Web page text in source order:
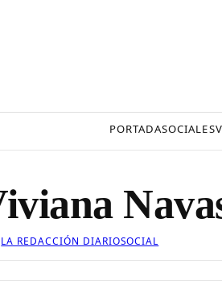
PORTADASOCIALES
LA REDACCIÓN DIARIOSOCIAL